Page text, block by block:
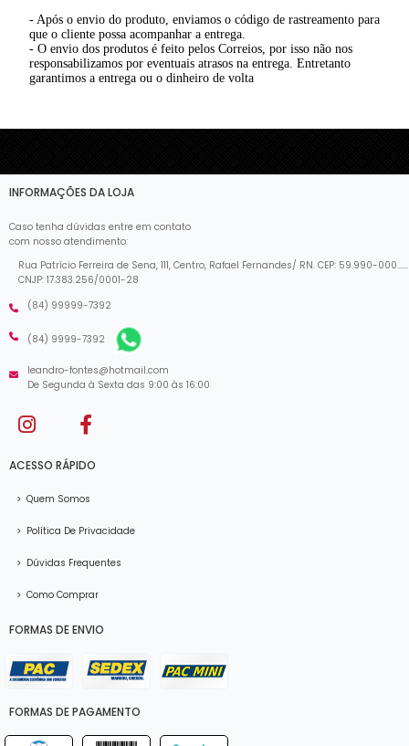
- Após o envio do produto, enviamos o código de rastreamento para
que o cliente possa acompanhar a entrega.
- O envio dos produtos é feito pelos Correios, por isso não nos
responsabilizamos por eventuais atrasos na entrega. Entretanto
garantimos a entrega ou o dinheiro de volta
INFORMAÇÕES DA LOJA
Caso tenha dúvidas entre em contato
com nosso atendimento:
Rua Patrício Ferreira de Sena, 111, Centro, Rafael Fernandes/ RN. CEP: 59.990-000......
CNJP: 17.383.256/0001-28
(84) 99999-7392
(84) 9999-7392
leandro-fontes@hotmail.com
De Segunda à Sexta das 9:00 às 16:00
ACESSO RÁPIDO
> Quem Somos
> Política De Privacidade
> Dúvidas Frequentes
> Como Comprar
FORMAS DE ENVIO
FORMAS DE PAGAMENTO